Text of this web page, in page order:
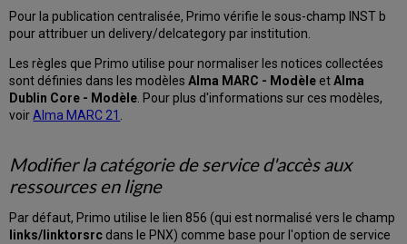
Pour la publication centralisée, Primo vérifie le sous-champ INST b
pour attribuer un delivery/delcategory par institution.
Les règles que Primo utilise pour normaliser les notices collectées
sont définies dans les modèlesAlma MARC - Modèle etAlma
Dublin Core - Modèle. Pour plus d'informations sur ces modèles,
voirAlma MARC 21 .
Modifier la catégorie de service d'accès aux
ressources en ligne
Par défaut, Primo utilise le lien 856 (qui est normalisé vers le champ
links/linktorsrc dans le PNX) comme base pour l'option de service